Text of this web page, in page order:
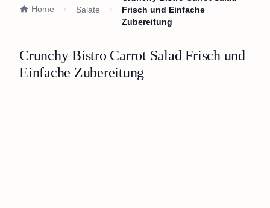
Home Salate
Frisch und Einfache
Zubereitung
Crunchy Bistro Carrot Salad Frisch und
Einfache Zubereitung